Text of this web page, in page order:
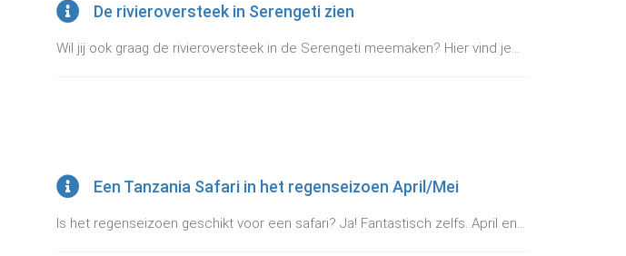
De rivieroversteek in Serengeti zien
Wil jij ook graag de rivieroversteek in de Serengeti meemaken? Hier vind je...
Een Tanzania Safari in het regenseizoen April/Mei
Is het regenseizoen geschikt voor een safari? Ja! Fantastisch zelfs. April en...